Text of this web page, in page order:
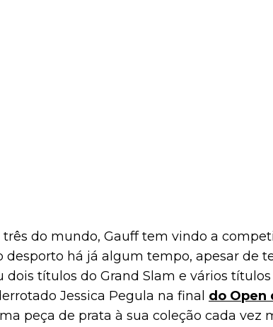
do mundo, Gauff tem vindo a
desporto há já algum tempo, apesar de
dois títulos do Grand Slam e vários títulos
Jessica Pegula na final do Open
peça de prata à sua coleção cada vez